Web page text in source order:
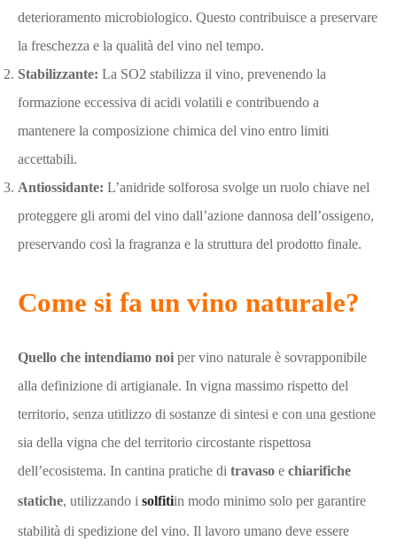
deterioramento microbiologico. Questo contribuisce a preservare
la freschezza e la qualità del vino nel tempo.
Stabilizzante: La SO2 stabilizza il vino, prevenendo la
formazione eccessiva di acidi volatili e contribuendo a
mantenere la composizione chimica del vino entro limiti
accettabili.
Antiossidante: L’anidride solforosa svolge un ruolo chiave nel
proteggere gli aromi del vino dall’azione dannosa dell’ossigeno,
preservando così la fragranza e la struttura del prodotto finale.
Come si fa un vino naturale?
Quello che intendiamo noi per vino naturale è sovrapponibile
alla definizione di artigianale. In vigna massimo rispetto del
territorio, senza utitlizzo di sostanze di sintesi e con una gestione
sia della vigna che del territorio circostante rispettosa
dell’ecosistema. In cantina pratiche di travaso e chiarifiche
statiche, utilizzando i solfitiin modo minimo solo per garantire
stabilità di spedizione del vino. Il lavoro umano deve essere